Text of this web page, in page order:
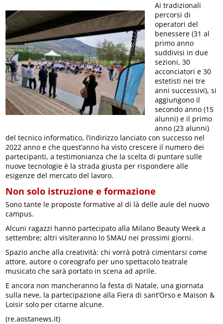
Ai tradizionali
percorsi di
operatori del
benessere (31 al
primo anno
suddivisi in due
sezioni, 30
acconciatori e 30
estetisti nei tre
anni successivi), si
aggiungono il
secondo anno (15
alunni) e il primo
anno (23 alunni)
del tecnico informatico, l’indirizzo lanciato con successo nel
2022 anno e che quest’anno ha visto crescere il numero dei
partecipanti, a testimonianza che la scelta di puntare sulle
nuove tecnologie è la strada giusta per rispondere alle
esigenze del mercato del lavoro.
Non solo istruzione e formazione
Sono tante le proposte formative al di là delle aule del nuovo
campus.
Alcuni ragazzi hanno partecipato alla Milano Beauty Week a
settembre; altri visiteranno lo SMAU nei prossimi giorni.
Spazio anche alla creatività: chi vorrà potrà cimentarsi come
attore, autore o coreografo per uno spettacolo teatrale
musicato che sarà portato in scena ad aprile.
E ancora non mancheranno la festa di Natale, una giornata
sulla neve, la partecipazione alla Fiera di sant’Orso e Maison &
Loisir solo per citarne alcune.
(re.aostanews.it)